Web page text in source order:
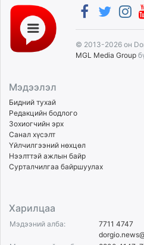
© 2013-2026 он
MGL Media Group
Мэдээлэл
Бидний тухай
Редакцийн бодлого
Зохиогчийн эрх
Санал хүсэлт
Үйлчилгээний нөхцөл
Нээлттэй ажлын байр
Сурталчилгаа байршуулах
Харилцаа
Мэдээний алба:
7711 4747